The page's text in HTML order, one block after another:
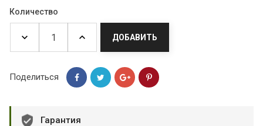
Количество
ДОБАВИТЬ
Поделиться
Гарантия